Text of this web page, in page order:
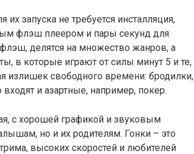
запуска не требуется инсталляция,
флэш плеером и пары секунд для
делятся на множество жанров, а
в которые играют от силы минут 5 и те,
излишек свободного времени: бродилки,
и азартные, например, покер.
с хорошей графикой и звуковым
но и их родителям. Гонки – это
высоких скоростей и любителей